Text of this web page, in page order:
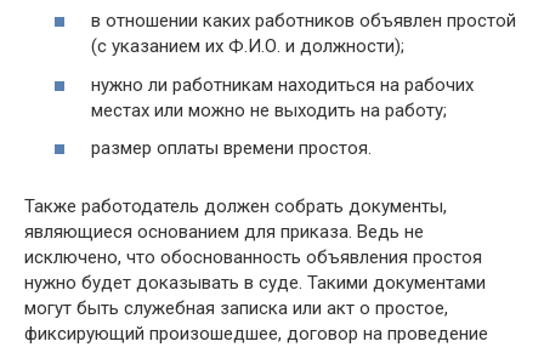
в отношении каких работников объявлен простой
(с указанием их Ф.И.О. и должности);
нужно ли работникам находиться на рабочих
местах или можно не выходить на работу;
размер оплаты времени простоя.
Также работодатель должен собрать документы,
являющиеся основанием для приказа. Ведь не
исключено, что обоснованность объявления простоя
нужно будет доказывать в суде. Такими документами
могут быть служебная записка или акт о простое,
фиксирующий произошедшее, договор на проведение